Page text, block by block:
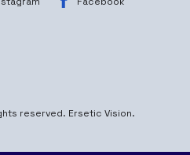
reserved. Ersetic Vision.